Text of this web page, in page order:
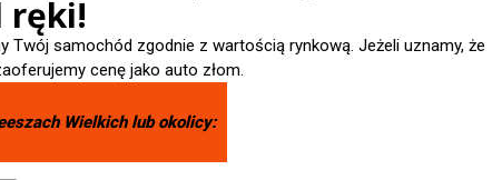
ręki!
Twój samochód zgodnie z wartością rynkową. Jeżeli uznamy, że
cenę jako auto złom.
Wielkichlub okolicy: